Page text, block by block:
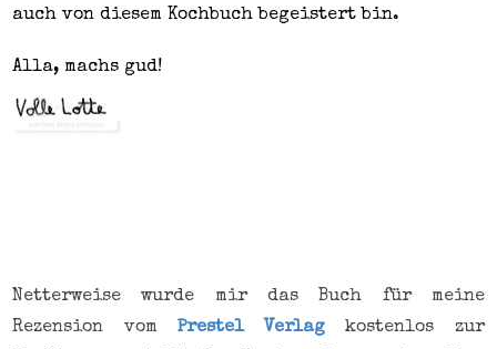
auch von diesem Kochbuch begeistert bin.
Alla, machs gud!
Netterweise wurde mir das Buch für meine
Rezension vom Prestel Verlag kostenlos zur